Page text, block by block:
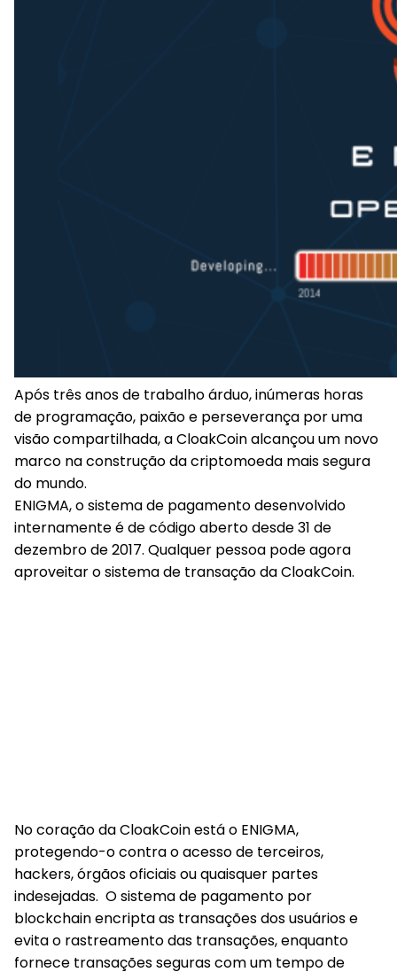
Após três anos de trabalho árduo, inúmeras horas
de programação, paixão e perseverança por uma
visão compartilhada, a CloakCoin alcançou um novo
marco na construção da criptomoeda mais segura
do mundo.
ENIGMA, o sistema de pagamento desenvolvido
internamente é de código aberto desde 31 de
dezembro de 2017. Qualquer pessoa pode agora
aproveitar o sistema de transação da CloakCoin.
No coração da CloakCoin está o ENIGMA,
protegendo-o contra o acesso de terceiros,
hackers, órgãos oficiais ou quaisquer partes
indesejadas. O sistema de pagamento por
blockchain encripta as transações dos usuários e
evita o rastreamento das transações, enquanto
fornece transações seguras com um tempo de